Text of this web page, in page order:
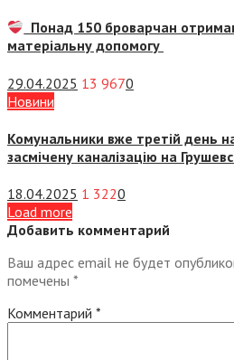
Понад 150 броварчан
матеріальну допомогу
29.04.2025 13 9670
Новини
Комунальники вже третій день
засмічену каналізацію на
18.04.2025 1 3220
Load more
Добавить комментарий
Ваш адрес email не будет
помечены *
Комментарий *